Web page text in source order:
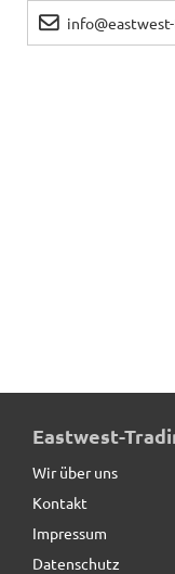
Eastwest-
Wir über uns
Kontakt
Impressum
Datenschutz